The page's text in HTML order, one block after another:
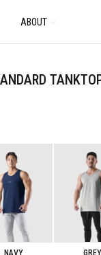
ABOUT
貨